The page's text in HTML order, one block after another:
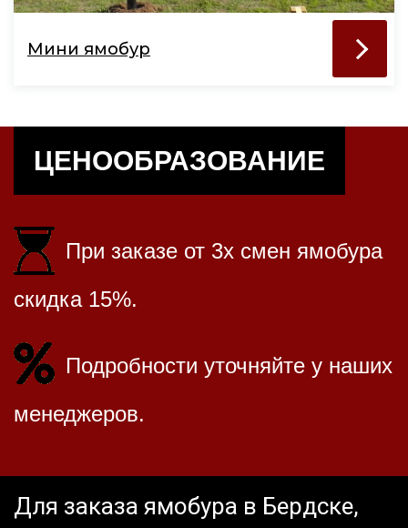
Мини ямобур
ЦЕНООБРАЗОВАНИЕ
При заказе от 3х смен ямобура
скидка 15%.
Подробности уточняйте у наших
менеджеров.
Для заказа ямобура в Бердске,